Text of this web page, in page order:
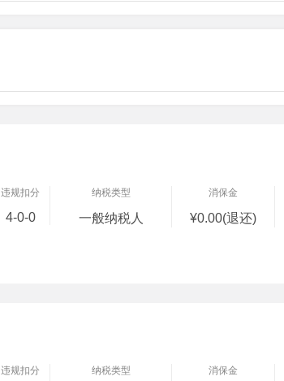
违规扣分
4-0-0
纳税类型
一般纳税人
消保金
¥0.00(退还)
违规扣分 纳税类型 消保金